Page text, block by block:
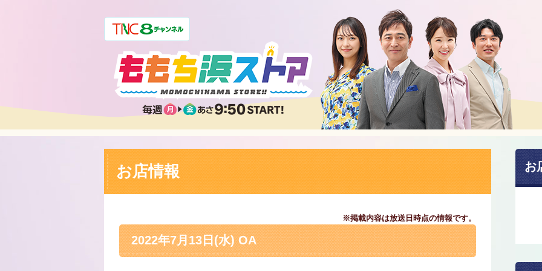
お店情報
※掲載内容は放送日時点の情報です。
2022年7月13日(水) OA
お